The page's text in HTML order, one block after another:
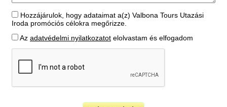
Hozzájárulok, hogy adataimat a(z) Valbona Tours Utazási
Iroda promóciós célokra megőrizze.
Az adatvédelmi nyilatkozatot elolvastam és elfogadom